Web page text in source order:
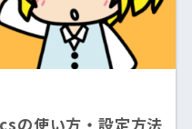
の使い方・設定方法